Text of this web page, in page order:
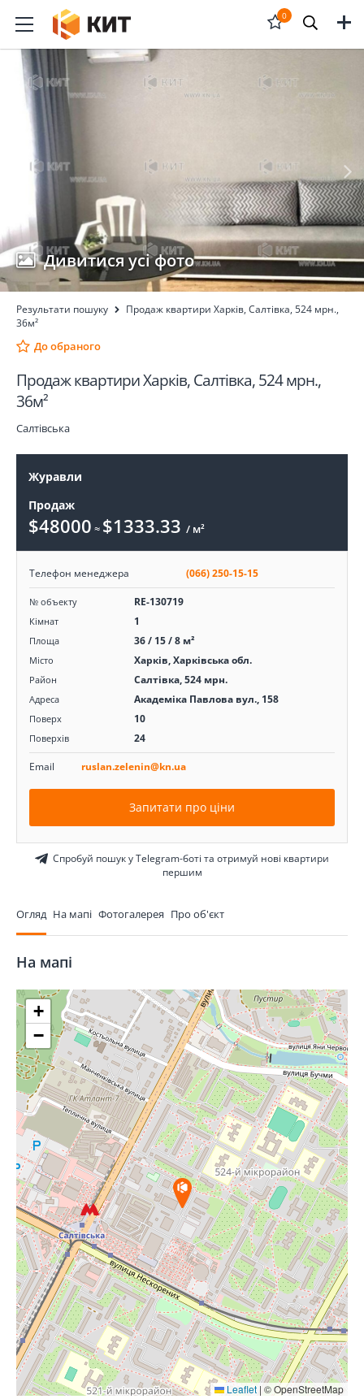
0
Відкрити
Дивитися усі фото
Результати пошуку
Продаж квартири Харків, Салтівка, 524 мрн.,
36м²
До обраного
Продаж квартири Харків, Салтівка, 524 мрн.,
36м²
Салтівська
Журавли
Продаж
$48000 ≈ $1333.33 / м²
Телефон менеджера (066) 250-15-15
№ объекту RE-130719
Кімнат 1
Площа 36 / 15 / 8 м²
Місто Харків, Харківська обл.
Район Салтівка, 524 мрн.
Адреса Академіка Павлова вул., 158
Поверх 10
Поверхів 24
Email ruslan.zelenin@kn.ua
Запитати про ціни
Спробуй пошук у Telegram-боті та отримуй нові квартири
першим
Огляд На мапі Фотогалерея Про об'єкт
На мапі
+
−
Leaflet | © OpenStreetMap